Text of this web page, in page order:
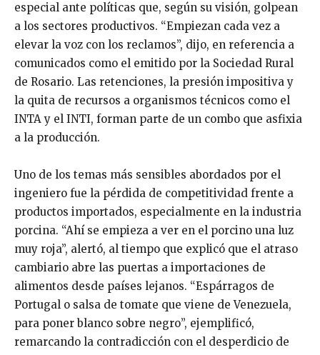
especial ante políticas que, según su visión, golpean
a los sectores productivos. “Empiezan cada vez a
elevar la voz con los reclamos”, dijo, en referencia a
comunicados como el emitido por la Sociedad Rural
de Rosario. Las retenciones, la presión impositiva y
la quita de recursos a organismos técnicos como el
INTA y el INTI, forman parte de un combo que asfixia
a la producción.
Uno de los temas más sensibles abordados por el
ingeniero fue la pérdida de competitividad frente a
productos importados, especialmente en la industria
porcina. “Ahí se empieza a ver en el porcino una luz
muy roja”, alertó, al tiempo que explicó que el atraso
cambiario abre las puertas a importaciones de
alimentos desde países lejanos. “Espárragos de
Portugal o salsa de tomate que viene de Venezuela,
para poner blanco sobre negro”, ejemplificó,
remarcando la contradicción con el desperdicio de